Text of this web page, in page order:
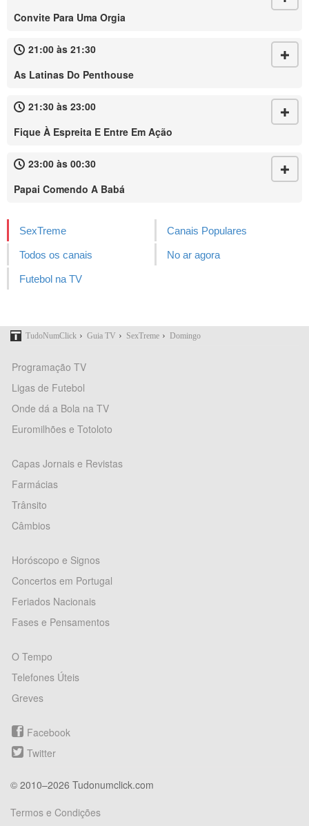
Convite Para Uma Orgia
21:00 às 21:30
As Latinas Do Penthouse
21:30 às 23:00
Fique À Espreita E Entre Em Ação
23:00 às 00:30
Papai Comendo A Babá
SexTreme Canais Populares
Todos os canais No ar agora
Futebol na TV
TudoNumClick › Guia TV › SexTreme › Domingo
Programação TV
Ligas de Futebol
Onde dá a Bola na TV
Euromilhões e Totoloto
Capas Jornais e Revistas
Farmácias
Trânsito
Câmbios
Horóscopo e Signos
Concertos em Portugal
Feriados Nacionais
Fases e Pensamentos
O Tempo
Telefones Úteis
Greves
Facebook
Twitter
© 2010–2026 Tudonumclick.com
Termos e Condições